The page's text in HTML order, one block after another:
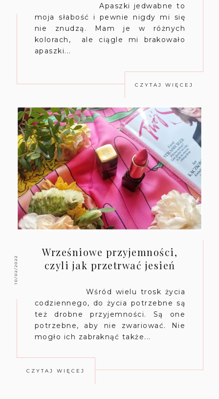
Apaszki jedwabne to
moja słabość i pewnie nigdy mi się
nie znudzą. Mam je w różnych
kolorach, ale ciągle mi brakowało
apaszki...
CZYTAJ WIĘCEJ
10/02/2022
Wrześniowe przyjemności,
czyli jak przetrwać jesień
Wśród wielu trosk życia
codziennego, do życia potrzebne są
też drobne przyjemności. Są one
potrzebne, aby nie zwariować. Nie
mogło ich zabraknąć także...
CZYTAJ WIĘCEJ